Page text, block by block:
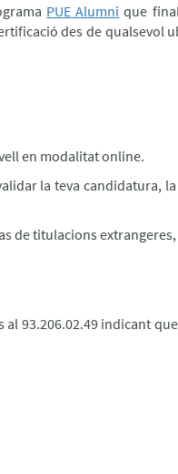
PUE Alumni que
des de qualsevol
en modalitat online.
la teva candidatura,
de titulacions
al 93.206.02.49 indicant